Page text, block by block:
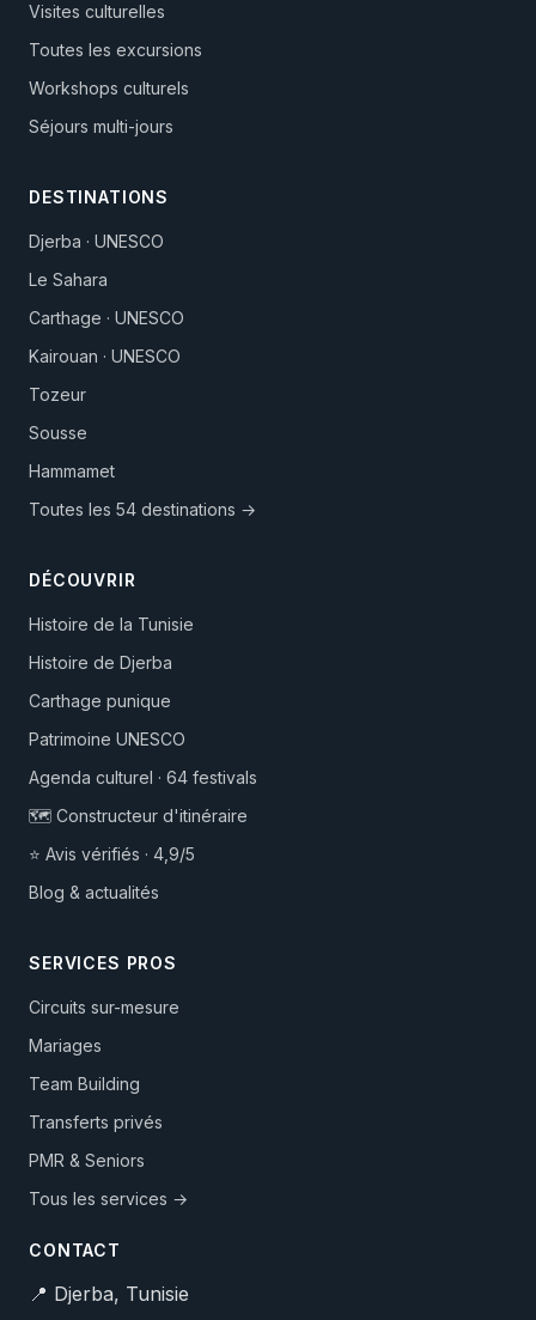
Visites culturelles
Toutes les excursions
Workshops culturels
Séjours multi-jours
DESTINATIONS
Djerba · UNESCO
Le Sahara
Carthage · UNESCO
Kairouan · UNESCO
Tozeur
Sousse
Hammamet
Toutes les 54 destinations →
DÉCOUVRIR
Histoire de la Tunisie
Histoire de Djerba
Carthage punique
Patrimoine UNESCO
Agenda culturel · 64 festivals
🗺️ Constructeur d'itinéraire
⭐ Avis vérifiés · 4,9/5
Blog & actualités
SERVICES PROS
Circuits sur-mesure
Mariages
Team Building
Transferts privés
PMR & Seniors
Tous les services →
CONTACT
📍 Djerba, Tunisie